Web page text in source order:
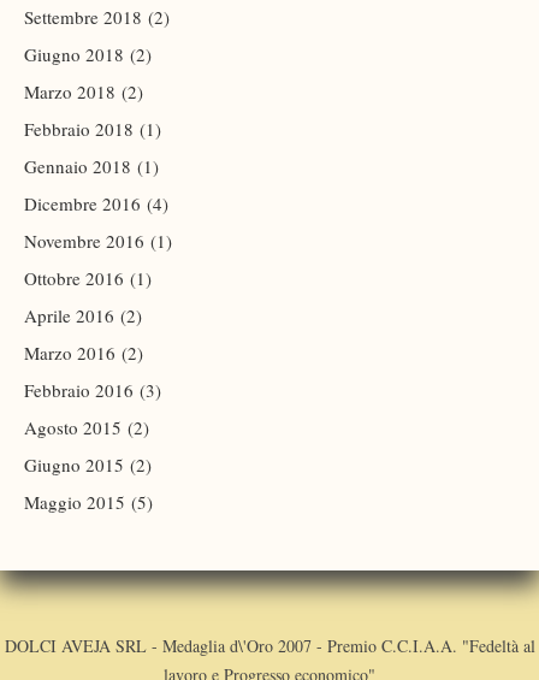
Settembre 2018 (2)
Giugno 2018 (2)
Marzo 2018 (2)
Febbraio 2018 (1)
Gennaio 2018 (1)
Dicembre 2016 (4)
Novembre 2016 (1)
Ottobre 2016 (1)
Aprile 2016 (2)
Marzo 2016 (2)
Febbraio 2016 (3)
Agosto 2015 (2)
Giugno 2015 (2)
Maggio 2015 (5)
DOLCI AVEJA SRL - Medaglia d\'Oro 2007 - Premio C.C.I.A.A. "Fedeltà al
lavoro e Progresso economico"